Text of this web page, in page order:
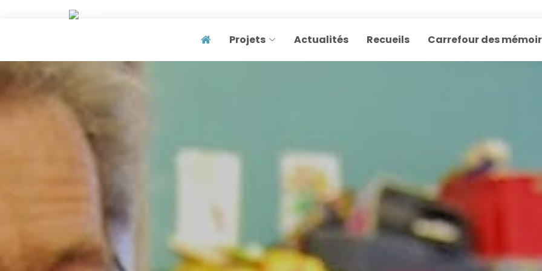
Page home
Projets Actualités Recueils Carrefour des